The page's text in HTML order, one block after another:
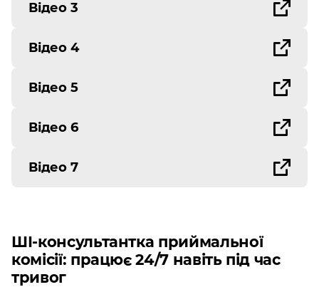
Відео 3
Відео 4
Відео 5
Відео 6
Відео 7
ШІ-консультантка приймальної
комісії: працює 24/7 навіть під час
тривог